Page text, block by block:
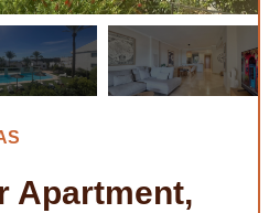
Apartment,